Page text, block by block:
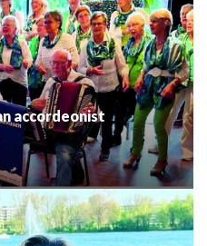
accordeonist